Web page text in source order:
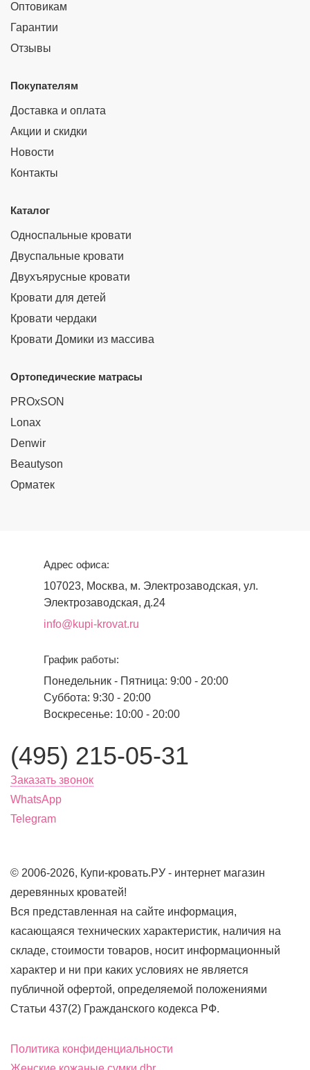
Оптовикам
Гарантии
Отзывы
Покупателям
Доставка и оплата
Акции и скидки
Новости
Контакты
Каталог
Односпальные кровати
Двуспальные кровати
Двухъярусные кровати
Кровати для детей
Кровати чердаки
Кровати Домики из массива
Ортопедические матрасы
PROxSON
Lonax
Denwir
Beautyson
Орматек
Адрес офиса:
107023, Москва, м. Электрозаводская, ул.
Электрозаводская, д.24
info@kupi-krovat.ru
График работы:
Понедельник - Пятница: 9:00 - 20:00
Суббота: 9:30 - 20:00
Воскресенье: 10:00 - 20:00
(495) 215-05-31
Заказать звонок
WhatsApp
Telegram
© 2006-2026, Купи-кровать.РУ - интернет магазин
деревянных кроватей!
Вся представленная на сайте информация,
касающаяся технических характеристик, наличия на
складе, стоимости товаров, носит информационный
характер и ни при каких условиях не является
публичной офертой, определяемой положениями
Статьи 437(2) Гражданского кодекса РФ.
Политика конфиденциальности